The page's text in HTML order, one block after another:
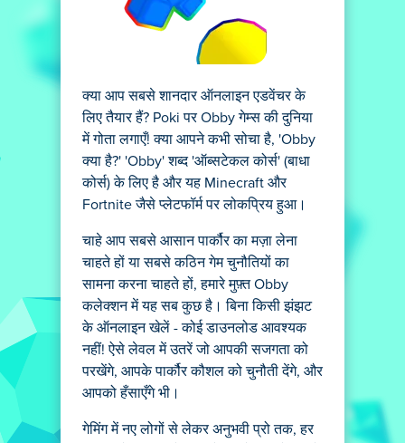
क्या आप सबसे शानदार ऑनलाइन एडवेंचर के
लिए तैयार हैं? Poki पर Obby गेम्स की दुनिया
में गोता लगाएँ! क्या आपने कभी सोचा है, 'Obby
क्या है?' 'Obby' शब्द 'ऑब्सटेकल कोर्स' (बाधा
कोर्स) के लिए है और यह Minecraft और
Fortnite जैसे प्लेटफॉर्म पर लोकप्रिय हुआ।
चाहे आप सबसे आसान पार्कौर का मज़ा लेना
चाहते हों या सबसे कठिन गेम चुनौतियों का
सामना करना चाहते हों, हमारे मुफ़्त Obby
कलेक्शन में यह सब कुछ है। बिना किसी झंझट
के ऑनलाइन खेलें - कोई डाउनलोड आवश्यक
नहीं! ऐसे लेवल में उतरें जो आपकी सजगता को
परखेंगे, आपके पार्कौर कौशल को चुनौती देंगे, और
आपको हँसाएँगे भी।
गेमिंग में नए लोगों से लेकर अनुभवी प्रो तक, हर